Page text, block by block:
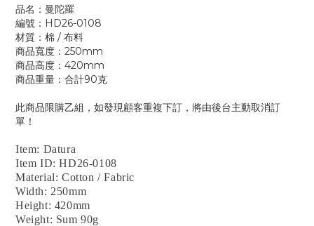
品名：曼陀羅
編號：HD26-0108
材質：棉 / 布料
商品寬度：250mm
商品高度：420mm
商品重量：合計90克
此商品限購乙組，如發現顧客重複下訂，將由後台主動取消訂
單！
Item: Datura
Item ID: HD26-0108
Material: Cotton / Fabric
Width: 250mm
Height: 420mm
Weight: Sum 90g